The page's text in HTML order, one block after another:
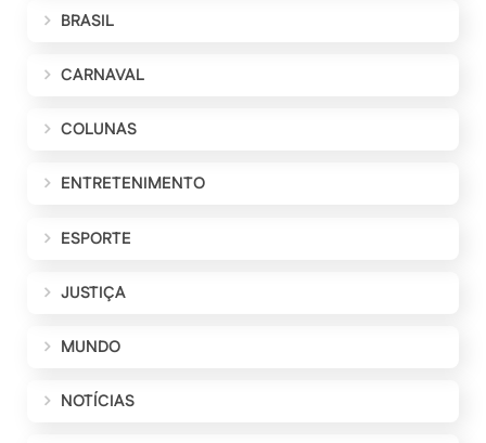
BRASIL
CARNAVAL
COLUNAS
ENTRETENIMENTO
ESPORTE
JUSTIÇA
MUNDO
NOTÍCIAS